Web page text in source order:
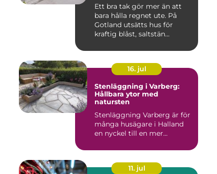
Ett bra tak gör mer än att
bara hålla regnet ute. På
Gotland utsätts hus för
kraftig blåst, saltstän...
16. jul
Stenläggning i Varberg:
Hållbara ytor med
natursten
Stenläggning Varberg är för
många husägare i Halland
en nyckel till en mer...
11. jul